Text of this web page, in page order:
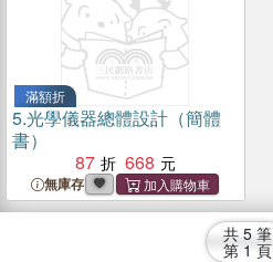
滿額折
5.光學儀器總體設計（簡體
書）
87
668
無庫存
共 5 筆
第 1 頁